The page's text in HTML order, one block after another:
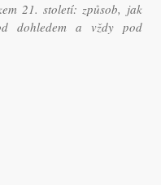
21. století: způsob, jak
dohledem a vždy pod